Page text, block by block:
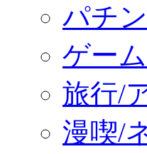
パチ
ゲー
旅行/
漫喫/